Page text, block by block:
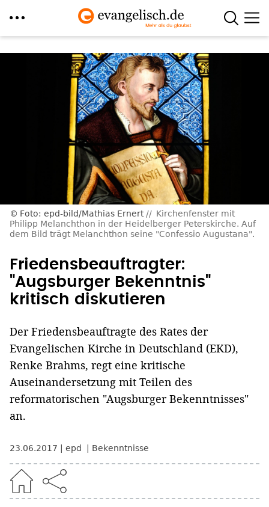
Foto: epd-bild/Mathias Ernert
Kirchenfenster mit
Philipp Melanchthon in der Heidelberger Peterskirche. Auf
dem Bild trägt Melanchthon seine "Confessio Augustana".
Friedensbeauftragter:
"Augsburger Bekenntnis"
kritisch diskutieren
Der Friedensbeauftragte des Rates der
Evangelischen Kirche in Deutschland (EKD),
Renke Brahms, regt eine kritische
Auseinandersetzung mit Teilen des
reformatorischen "Augsburger Bekenntnisses"
an.
23.06.2017 epd Bekenntnisse